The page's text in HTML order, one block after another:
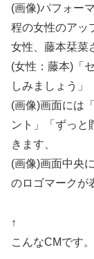
(画像)パフォー
程の女性のアッ
女性、藤本栞菜
(女性：藤本)「
しみましょう」
(画像)画面には
ント」「ずっと
きます、
(画像)画面中央
のロゴマークが
↑
こんなCMです。